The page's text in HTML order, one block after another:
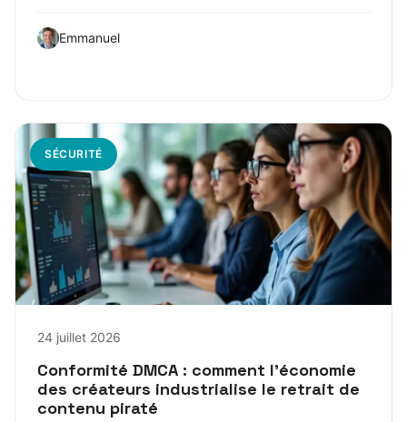
Emmanuel
SÉCURITÉ
24 juillet 2026
Conformité DMCA : comment l’économie
des créateurs industrialise le retrait de
contenu piraté